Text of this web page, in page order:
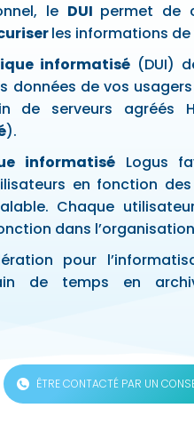
le DUI permet de
les informations de
informatisé(DUI)
données de vos
de serveurs agréés
).
informatiséLogus
en fonction
Chaque
dans
pour
de temps en
ÊTRE CONTACTÉ PAR UN